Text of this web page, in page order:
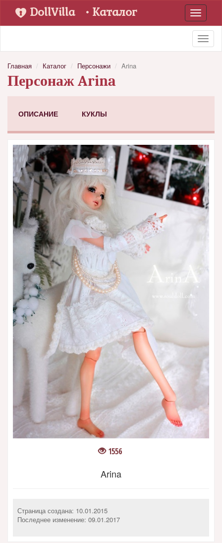
Toggle
DollVilla • Каталог
Главная Каталог Персонажи Arina
Персонаж Arina
ОПИСАНИЕ КУКЛЫ
1556
Arina
Страница создана: 10.01.2015
Последнее изменение: 09.01.2017